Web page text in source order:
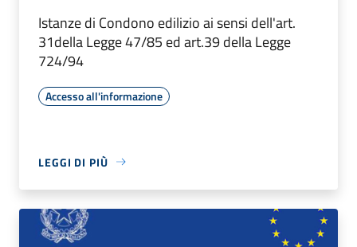
Istanze di Condono edilizio ai sensi dell'art.
31della Legge 47/85 ed art.39 della Legge
724/94
Accesso all'informazione
LEGGI DI PIÙ